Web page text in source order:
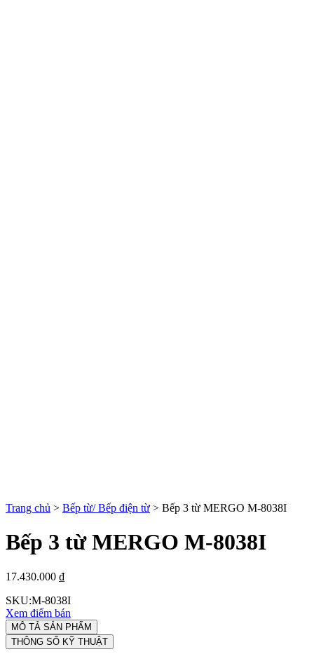
Trang chủ > Bếp từ/ Bếp điện từ > Bếp 3 từ MERGO M-8038I
Bếp 3 từ MERGO M-8038I
17.430.000 ₫
SKU:M-8038I
Xem điểm bán
MÔ TẢ SẢN PHẨM
THÔNG SỐ KỸ THUẬT